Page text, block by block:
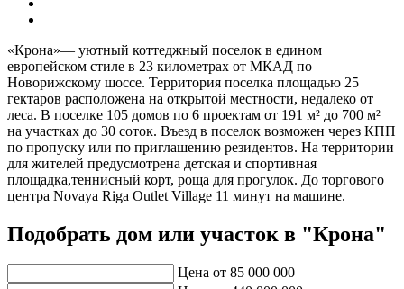
«Крона»— уютный коттеджный поселок в едином
европейском стиле в 23 километрах от МКАД по
Новорижскому шоссе. Территория поселка площадью 25
гектаров расположена на открытой местности, недалеко от
леса. В поселке 105 домов по 6 проектам от 191 м² до 700 м²
на участках до 30 соток. Въезд в поселок возможен через КПП
по пропуску или по приглашению резидентов. На территории
для жителей предусмотрена детская и спортивная
площадка,теннисный корт, роща для прогулок. До торгового
центра Novaya Riga Outlet Village 11 минут на машине.
Подобрать дом или участок в "Крона"
Цена от 85 000 000